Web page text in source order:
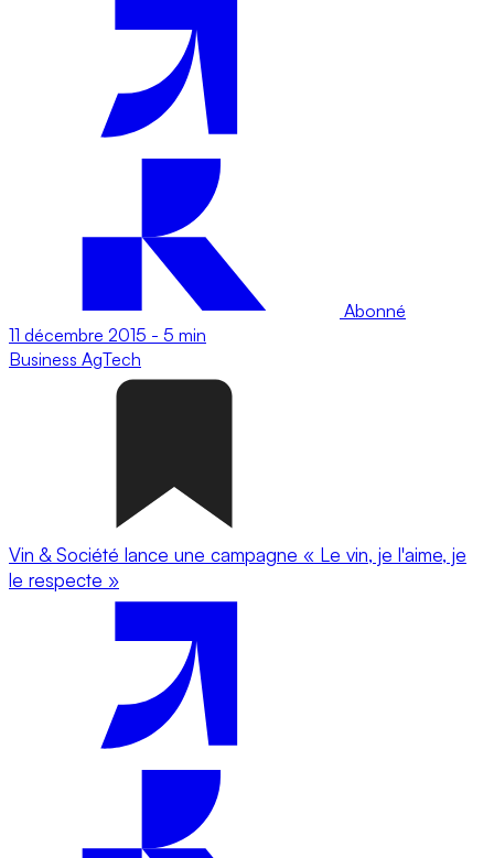
Abonné
11 décembre 2015 - 5 min
Business AgTech
Vin & Société lance une campagne « Le vin, je l'aime, je
le respecte »